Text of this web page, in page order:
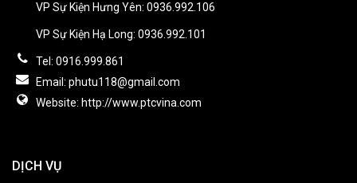
VP Sự Kiện Hưng Yên: 0936.992.106
VP Sự Kiện Hạ Long: 0936.992.101
Tel: 0916.999.861
Email: phutu118@gmail.com
Website: http://www.ptcvina.com
DỊCH VỤ